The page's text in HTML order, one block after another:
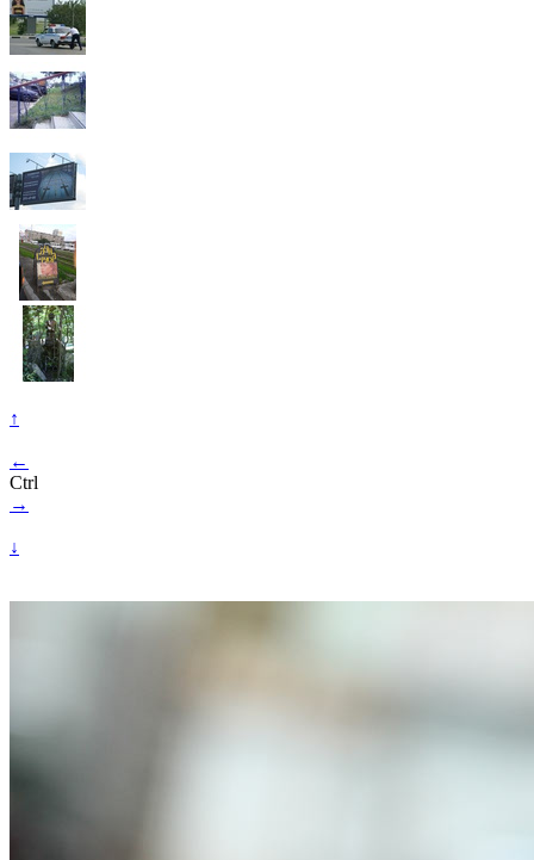
↑
←
Ctrl
→
↓